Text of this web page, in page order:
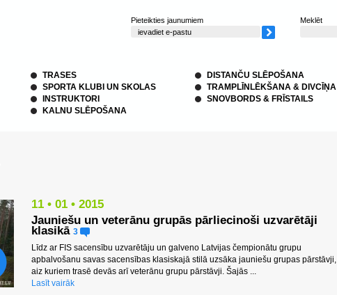
Pieteikties jaunumiem Meklēt
TRASES
SPORTA KLUBI UN SKOLAS
INSTRUKTORI
KALNU SLĒPOŠANA
DISTANČU SLĒPOŠANA
TRAMPLĪNLĒKŠANA & DIVCĪŅA
SNOVBORDS & FRĪSTAILS
11 • 01 • 2015
Jauniešu un veterānu grupās pārliecinoši uzvarētāji
klasikā 3
Līdz ar FIS sacensību uzvarētāju un galveno Latvijas čempionātu grupu
apbalvošanu savas sacensības klasiskajā stilā uzsāka jauniešu grupas pārstāvji,
aiz kuriem trasē devās arī veterānu grupu pārstāvji. Šajās ...
Lasīt vairāk